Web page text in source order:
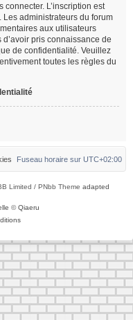
L’inscription est
administrateurs du forum
aux utilisateurs
pris connaissance de
de confidentialité. Veuillez
toutes les règles du
Fuseau horaire sur UTC+02:00
Limited / PNbb Theme adapted
©Qiaeru